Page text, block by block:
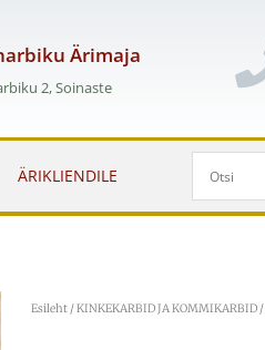
Ärimaja
2, Soinaste
ÄRIKLIENDILE
Esileht/KINKEKARBID JA KOMMIKARBID/